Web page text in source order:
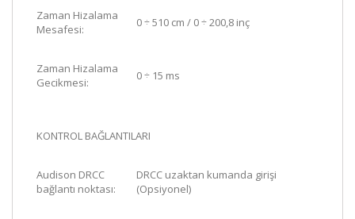
Zaman Hizalama
Mesafesi:
0 ÷ 510 cm / 0 ÷ 200,8 inç
Zaman Hizalama
Gecikmesi:
0 ÷ 15 ms
KONTROL BAĞLANTILARI
Audison DRCC
bağlantı noktası:
DRCC uzaktan kumanda girişi
(Opsiyonel)